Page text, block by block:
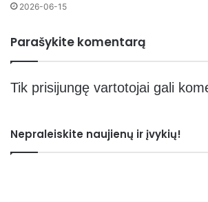
2026-06-15
Parašykite komentarą
Tik prisijungę vartotojai gali
Nepraleiskite naujienų ir įvykių!